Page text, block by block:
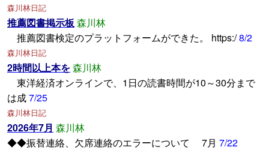
森川林日記
推薦図書掲示板森川林
推薦図書検定のプラットフォームができた。 https:/8/2
森川林日記
2時間以上本を森川林
東洋経済オンラインで、1日の読書時間が10～30分まで
は成7/25
森川林日記
2026年7月 森川林
◆◆振替連絡、欠席連絡のエラーについて 7月 7/22